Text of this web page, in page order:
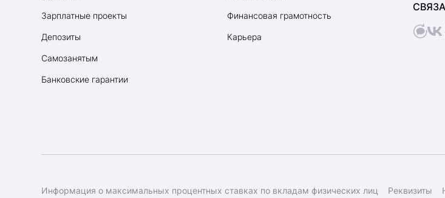
Зарплатные проекты
Депозиты
Самозанятым
Банковские гарантии
Финансовая грамотность
Карьера
Информация о максимальных процентных ставках по вкладам физических лиц Реквизиты